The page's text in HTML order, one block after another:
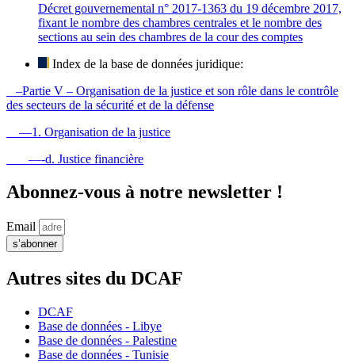
Décret gouvernemental n° 2017-1363 du 19 décembre 2017,
fixant le nombre des chambres centrales et le nombre des
sections au sein des chambres de la cour des comptes
Index de la base de données juridique:
–Partie V – Organisation de la justice et son rôle dans le contrôle
des secteurs de la sécurité et de la défense
—1. Organisation de la justice
—-d. Justice financière
Abonnez-vous à notre newsletter !
Email
s’abonner
Autres sites du DCAF
DCAF
Base de données - Libye
Base de données - Palestine
Base de données - Tunisie